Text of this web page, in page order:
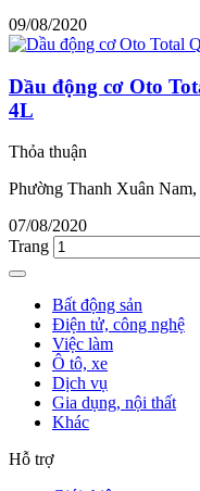
09/08/2020
Dầu động cơ Oto
4L
Thỏa thuận
Phường Thanh Xuân
07/08/2020
Trang
Bất động sản
Điện tử, công nghệ
Việc làm
Ô tô, xe
Dịch vụ
Gia dụng, nội thất
Khác
Hỗ trợ